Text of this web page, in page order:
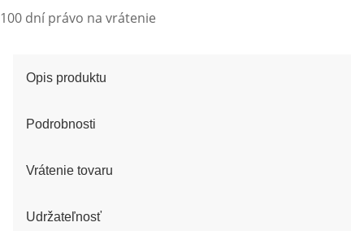
100 dní právo na vrátenie
Opis produktu
Podrobnosti
Vrátenie tovaru
Udržateľnosť